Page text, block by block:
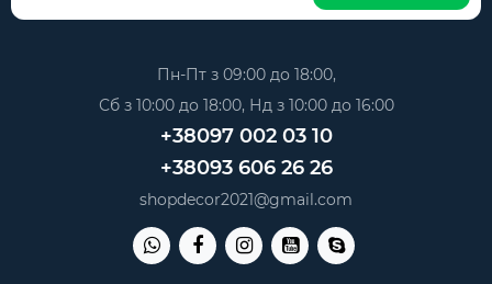
Пн-Пт з 09:00 до 18:00,
Сб з 10:00 до 18:00, Нд з 10:00 до 16:00
+38097 002 03 10
+38093 606 26 26
shopdecor2021@gmail.com